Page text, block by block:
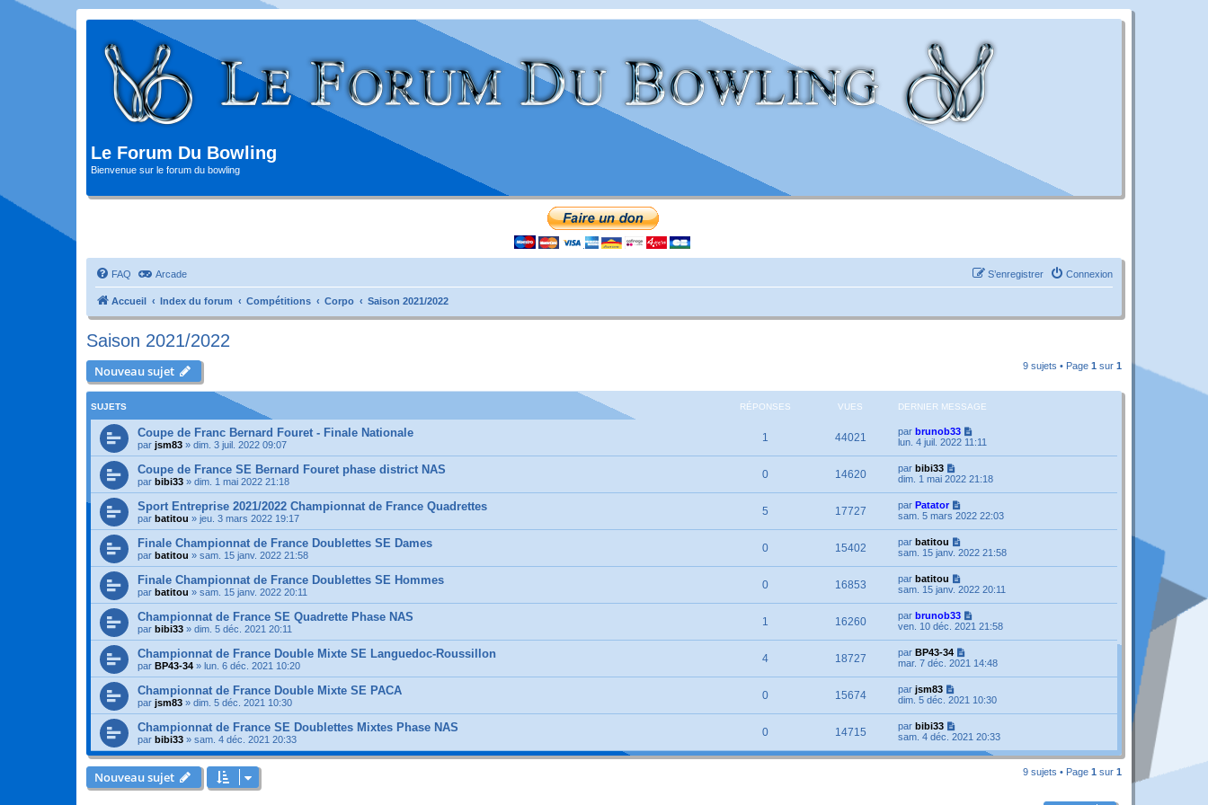
Le Forum Du Bowling
Bienvenue sur le forum du bowling
FAQ Arcade Connexion
S’enregistrer
Accueil Index du forum Compétitions Corpo Saison 2021/2022
Saison 2021/2022
Nouveau sujet 9 sujets • Page 1 sur 1
SUJETS RÉPONSES VUES DERNIER MESSAGE
Coupe de Franc Bernard Fouret - Finale Nationale
par jsm83 » dim. 3 juil. 2022 09:07
1 44021 par brunob33
lun. 4 juil. 2022 11:11
Coupe de France SE Bernard Fouret phase district NAS
par bibi33 » dim. 1 mai 2022 21:18
0 14620 par bibi33
dim. 1 mai 2022 21:18
Sport Entreprise 2021/2022 Championnat de France Quadrettes
par batitou » jeu. 3 mars 2022 19:17
5 17727 par Patator
sam. 5 mars 2022 22:03
Finale Championnat de France Doublettes SE Dames
par batitou » sam. 15 janv. 2022 21:58
0 15402 par batitou
sam. 15 janv. 2022 21:58
Finale Championnat de France Doublettes SE Hommes
par batitou » sam. 15 janv. 2022 20:11
0 16853 par batitou
sam. 15 janv. 2022 20:11
Championnat de France SE Quadrette Phase NAS
par bibi33 » dim. 5 déc. 2021 20:11
1 16260 par brunob33
ven. 10 déc. 2021 21:58
Championnat de France Double Mixte SE Languedoc-Roussillon
par BP43-34 » lun. 6 déc. 2021 10:20
4 18727 par BP43-34
mar. 7 déc. 2021 14:48
Championnat de France Double Mixte SE PACA
par jsm83 » dim. 5 déc. 2021 10:30
0 15674 par jsm83
dim. 5 déc. 2021 10:30
Championnat de France SE Doublettes Mixtes Phase NAS
par bibi33 » sam. 4 déc. 2021 20:33
0 14715 par bibi33
sam. 4 déc. 2021 20:33
Nouveau sujet 9 sujets • Page 1 sur 1